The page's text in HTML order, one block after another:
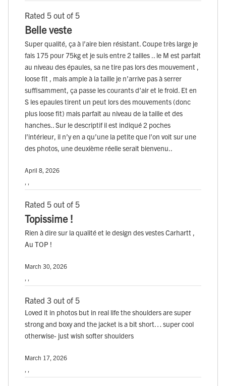
Rated 5 out of 5
Belle veste
Super qualité, ça à l’aire bien résistant. Coupe très large je
fais 175 pour 75kg et je suis entre 2 tailles .. le M est parfait
au niveau des épaules, sa ne tire pas lors des mouvement ,
loose fit , mais ample à la taille je n’arrive pas à serrer
suffisamment, ça passe les courants d’air et le froid. Et en
S les epaules tirent un peut lors des mouvements (donc
plus loose fit) mais parfait au niveau de la taille et des
hanches.. Sur le descriptif il est indiqué 2 poches
l’intérieur, il n’y en a qu’une la petite que l’on voit sur une
des photos, une deuxième réelle serait bienvenu..
April 8, 2026
, ,
Rated 5 out of 5
Topissime !
Rien à dire sur la qualité et le design des vestes Carhartt ,
Au TOP !
March 30, 2026
, ,
Rated 3 out of 5
Loved it in photos but in real life the shoulders are super
strong and boxy and the jacket is a bit short… super cool
otherwise- just wish softer shoulders
March 17, 2026
, ,